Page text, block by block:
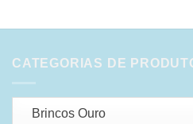
CATEGORIAS DE
Brincos Ouro